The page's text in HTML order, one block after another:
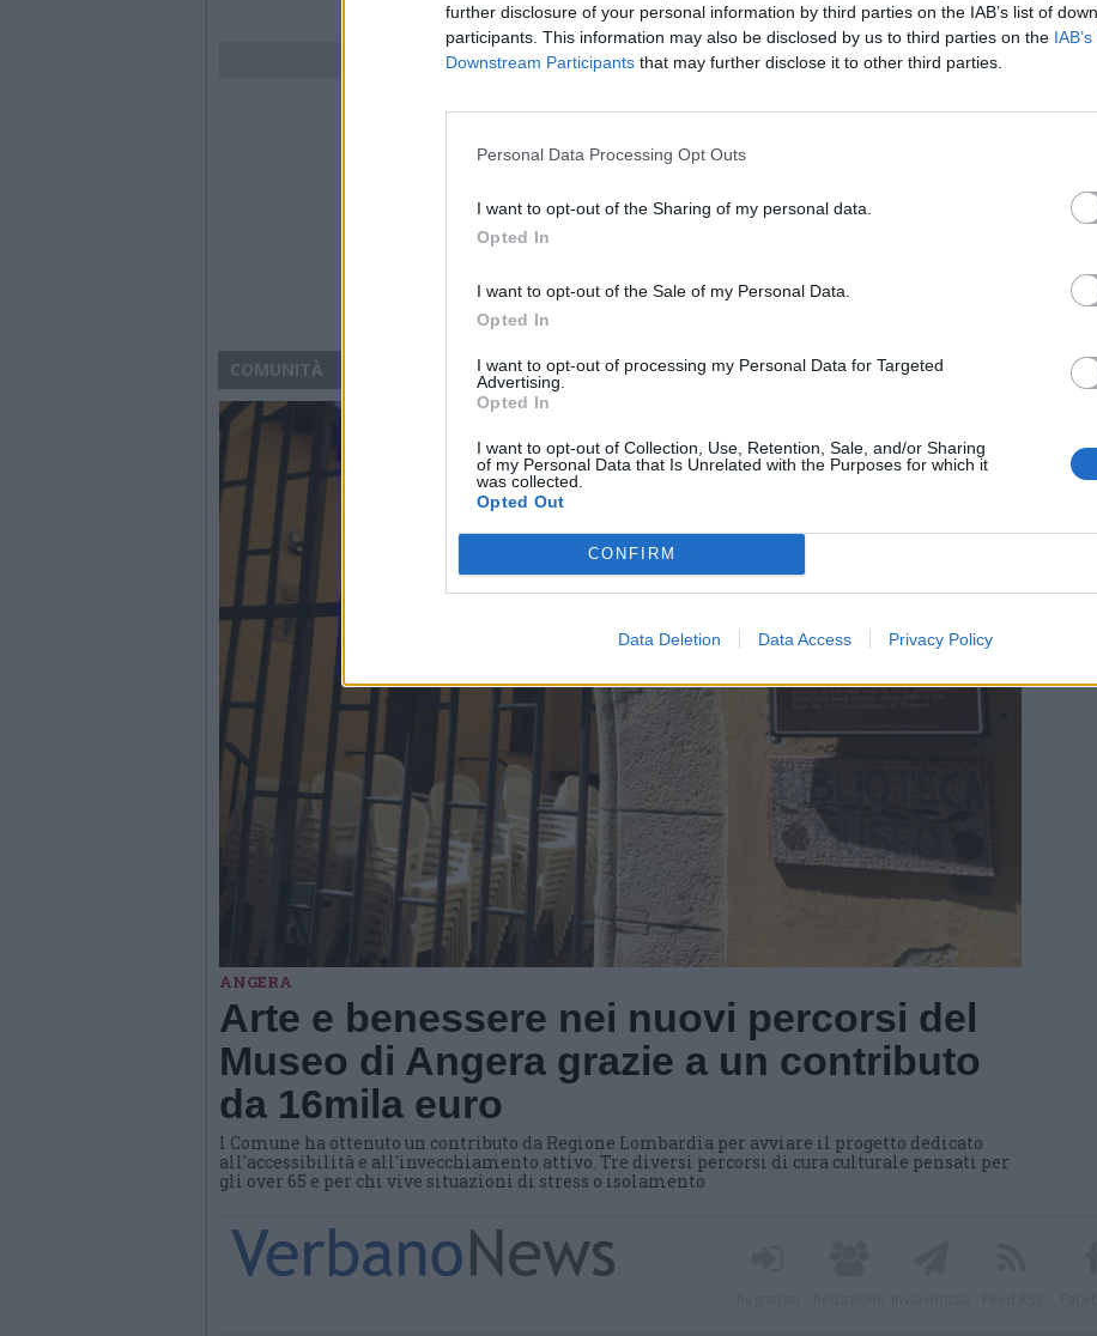
further disclosure of your personal information by third parties on the IAB’s list of
participants. This information may also be disclosed by us to third parties on the
Downstream Participants that may further disclose it to other third parties.
Personal Data Processing Opt Outs
I want to opt-out of the Sharing of my personal data.
Opted In
I want to opt-out of the Sale of my Personal Data.
Opted In
I want to opt-out of processing my Personal Data for Targeted
Advertising.
Opted In
I want to opt-out of Collection, Use, Retention, Sale, and/or Sharing
of my Personal Data that Is Unrelated with the Purposes for which it
was collected.
Opted Out
CONFIRM
Data Deletion Data Access Privacy Policy
Guarda l'archivio
COMUNITÀ
ANGERA
Arte e benessere nei nuovi percorsi del
Museo di Angera grazie a un contributo
da 16mila euro
l Comune ha ottenuto un contributo da Regione Lombardia per avviare il progetto dedicato
all'accessibilità e all'invecchiamento attivo. Tre diversi percorsi di cura culturale pensati per
gli over 65 e per chi vive situazioni di stress o isolamento